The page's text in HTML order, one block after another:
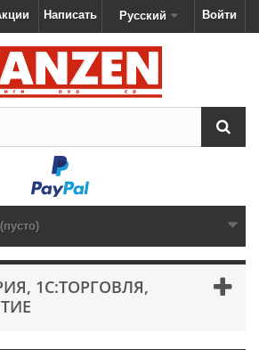
Войти
Русский
Написать
(пусто)
1С:ТОРГОВЛЯ,